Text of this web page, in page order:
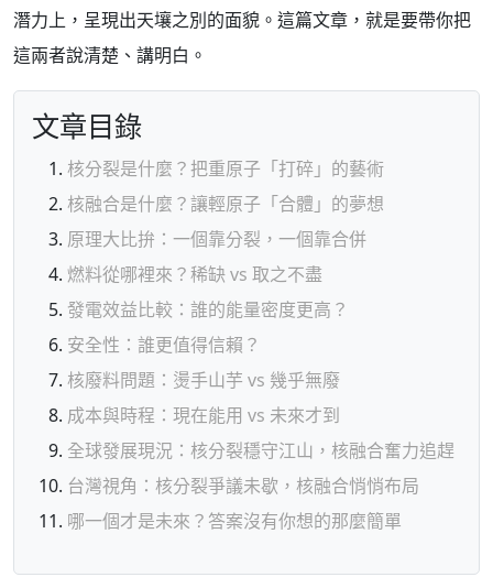
潛力上，呈現出天壤之別的面貌。這篇文章，就是要帶你把
這兩者說清楚、講明白。
文章目錄
核分裂是什麼？把重原子「打碎」的藝術
核融合是什麼？讓輕原子「合體」的夢想
原理大比拚：一個靠分裂，一個靠合併
燃料從哪裡來？稀缺 vs 取之不盡
發電效益比較：誰的能量密度更高？
安全性：誰更值得信賴？
核廢料問題：燙手山芋 vs 幾乎無廢
成本與時程：現在能用 vs 未來才到
全球發展現況：核分裂穩守江山，核融合奮力追趕
台灣視角：核分裂爭議未歇，核融合悄悄布局
哪一個才是未來？答案沒有你想的那麼簡單